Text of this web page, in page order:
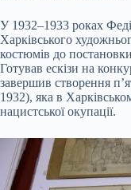
У 1932–1933 роках
Харківського
костюмів до
Готував ескізи на
завершив створення
1932), яка в
нацистської окупації.